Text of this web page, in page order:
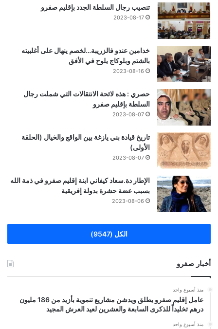
تنصيب رجال السلطة الجدد بإقليم صفرو
2023-08-17
خدامين عندو فالزريبة…لخصم ينهال على أغلبيته
بالشتم وبلوكاج يلوح في الأفق
2023-08-16
حصري : هذه لائحة الانتقالات التي شملت رجال
السلطة بإقليم صفرو
2023-08-07
تاريخ قيادة بني يازغة بين الواقع والخيال (الحلقة
الأولى)
2023-08-07
الإطار دة.سعاد كيفاني ابنة إقليم صفرو في ذمة الله
بسبب عضة حشرة بدولة إفريقية
2023-08-06
الكل (9547)
أخبار صفرو
منذ أسبوع واحد
عامل إقليم صفرو يطلق ويدشن مشاريع تنموية بأزيد من 186 مليون
درهم تخليداً للذكرى السابعة والعشرين لعيد العرش المجيد
منذ أسبوع واحد